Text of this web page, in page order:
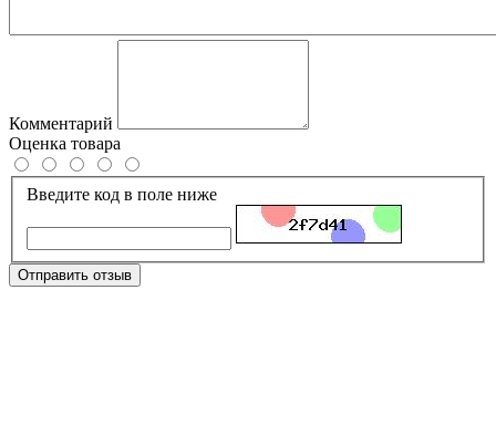
Комментарий
Оценка товара
Введите код в поле ниже
Отправить отзыв